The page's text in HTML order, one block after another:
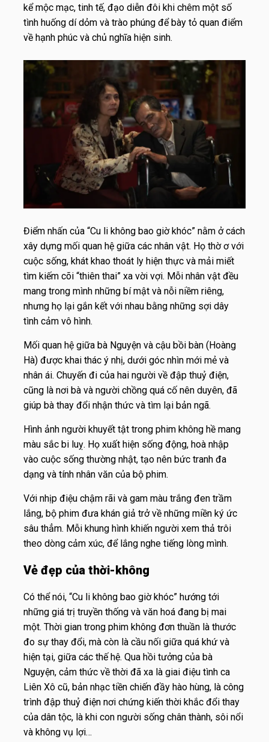
kể mộc mạc, tinh tế, đạo diễn đôi khi chêm một số
tình huống dí dỏm và trào phúng để bày tỏ quan điểm
về hạnh phúc và chủ nghĩa hiện sinh.
Điểm nhấn của “Cu li không bao giờ khóc” nằm ở cách
xây dựng mối quan hệ giữa các nhân vật. Họ thờ ơ với
cuộc sống, khát khao thoát ly hiện thực và mải miết
tìm kiếm cõi “thiên thai” xa vời vợi. Mỗi nhân vật đều
mang trong mình những bí mật và nỗi niềm riêng,
nhưng họ lại gắn kết với nhau bằng những sợi dây
tình cảm vô hình.
Mối quan hệ giữa bà Nguyện và cậu bồi bàn (Hoàng
Hà) được khai thác ý nhị, dưới góc nhìn mới mẻ và
nhân ái. Chuyến đi của hai người về đập thuỷ điện,
cũng là nơi bà và người chồng quá cố nên duyên, đã
giúp bà thay đổi nhận thức và tìm lại bản ngã.
Hình ảnh người khuyết tật trong phim không hề mang
màu sắc bi luỵ. Họ xuất hiện sống động, hoà nhập
vào cuộc sống thường nhật, tạo nên bức tranh đa
dạng và tính nhân văn của bộ phim.
Với nhịp điệu chậm rãi và gam màu trắng đen trầm
lắng, bộ phim đưa khán giả trở về những miền ký ức
sâu thẳm. Mỗi khung hình khiến người xem thả trôi
theo dòng cảm xúc, để lắng nghe tiếng lòng mình.
Vẻ đẹp của thời-không
Có thể nói, “Cu li không bao giờ khóc” hướng tới
những giá trị truyền thống và văn hoá đang bị mai
một. Thời gian trong phim không đơn thuần là thước
đo sự thay đổi, mà còn là cầu nối giữa quá khứ và
hiện tại, giữa các thế hệ. Qua hồi tưởng của bà
Nguyện, cảm thức về thời đã xa là giai điệu tình ca
Liên Xô cũ, bản nhạc tiền chiến đầy hào hùng, là công
trình đập thuỷ điện nơi chứng kiến thời khắc đổi thay
của dân tộc, là khi con người sống chân thành, sôi nổi
và không vụ lợi…